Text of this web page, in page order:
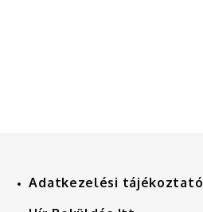
Adatkezelési tájékoztató